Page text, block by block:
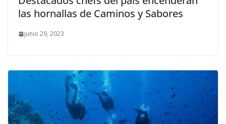
las hornallas de Caminos y Sabores
junio 29, 2023